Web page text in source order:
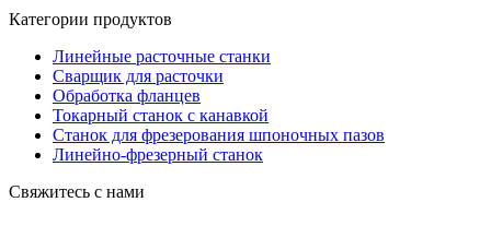
Категории продуктов
Линейные расточные станки
Сварщик для расточки
Обработка фланцев
Токарный станок с канавкой
Станок для фрезерования шпоночных пазов
Линейно-фрезерный станок
Свяжитесь с нами